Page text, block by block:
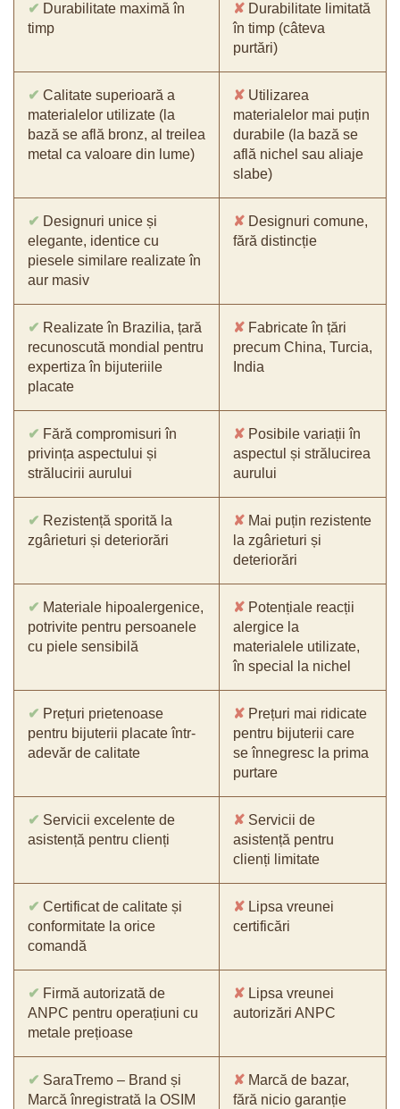
✔ Durabilitate maximă în
timp
✘ Durabilitate limitată
în timp (câteva
purtări)
✔ Calitate superioară a
materialelor utilizate (la
bază se află bronz, al treilea
metal ca valoare din lume)
✘ Utilizarea
materialelor mai puțin
durabile (la bază se
află nichel sau aliaje
slabe)
✔ Designuri unice și
elegante, identice cu
piesele similare realizate în
aur masiv
✘ Designuri comune,
fără distincție
✔ Realizate în Brazilia, țară
recunoscută mondial pentru
expertiza în bijuteriile
placate
✘ Fabricate în țări
precum China, Turcia,
India
✔ Fără compromisuri în
privința aspectului și
strălucirii aurului
✘ Posibile variații în
aspectul și strălucirea
aurului
✔ Rezistență sporită la
zgârieturi și deteriorări
✘ Mai puțin rezistente
la zgârieturi și
deteriorări
✔ Materiale hipoalergenice,
potrivite pentru persoanele
cu piele sensibilă
✘ Potențiale reacții
alergice la
materialele utilizate,
în special la nichel
✔ Prețuri prietenoase
pentru bijuterii placate într-
adevăr de calitate
✘ Prețuri mai ridicate
pentru bijuterii care
se înnegresc la prima
purtare
✔ Servicii excelente de
asistență pentru clienți
✘ Servicii de
asistență pentru
clienți limitate
✔ Certificat de calitate și
conformitate la orice
comandă
✘ Lipsa vreunei
certificări
✔ Firmă autorizată de
ANPC pentru operațiuni cu
metale prețioase
✘ Lipsa vreunei
autorizări ANPC
✔ SaraTremo – Brand și
Marcă înregistrată la OSIM
✘ Marcă de bazar,
fără nicio garanție